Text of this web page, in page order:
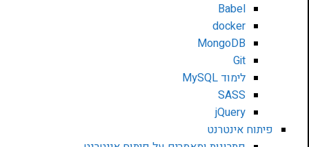
Babel
docker
MongoDB
Git
לימוד MySQL
SASS
jQuery
פיתוח אינטרנט